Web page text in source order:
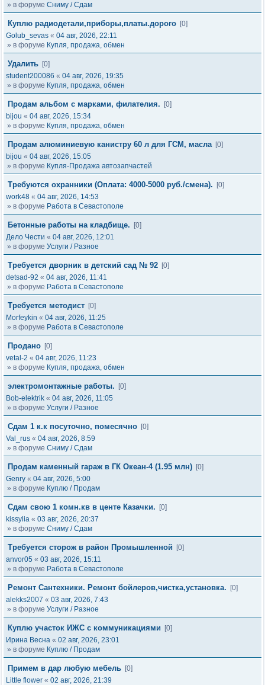
» в форуме Сниму / Сдам
Куплю радиодетали,приборы,платы.дорого [0]
Golub_sevas « 04 авг, 2026, 22:11
» в форуме Купля, продажа, обмен
Удалить [0]
student200086 « 04 авг, 2026, 19:35
» в форуме Купля, продажа, обмен
Продам альбом с марками, филателия.
[0]
bijou « 04 авг, 2026, 15:34
» в форуме Купля, продажа, обмен
Продам алюминиевую канистру 60 л для ГСМ, масла [0]
bijou « 04 авг, 2026, 15:05
» в форуме Купля-Продажа автозапчастей
Требуются охранники (Оплата: 4000-5000 руб./смена).
[0]
work48 « 04 авг, 2026, 14:53
» в форуме Работа в Севастополе
Бетонные работы на кладбище.
[0]
Дело Чести « 04 авг, 2026, 12:01
» в форуме Услуги / Разное
Требуется дворник в детский сад № 92 [0]
detsad-92 « 04 авг, 2026, 11:41
» в форуме Работа в Севастополе
Требуется методист [0]
Morfeykin « 04 авг, 2026, 11:25
» в форуме Работа в Севастополе
Продано [0]
vetal-2 « 04 авг, 2026, 11:23
» в форуме Купля, продажа, обмен
электромонтажные работы.
[0]
Bob-elektrik « 04 авг, 2026, 11:05
» в форуме Услуги / Разное
Сдам 1 к.к посуточно, помесячно [0]
Val_rus « 04 авг, 2026, 8:59
» в форуме Сниму / Сдам
Продам каменный гараж в ГК Океан-4 (1.95 млн) [0]
Genry « 04 авг, 2026, 5:00
» в форуме Куплю / Продам
Сдам свою 1 комн.кв в центе Казачки.
[0]
kissylia « 03 авг, 2026, 20:37
» в форуме Сниму / Сдам
Требуется сторож в район Промышленной
[0]
anvor05 « 03 авг, 2026, 15:11
» в форуме Работа в Севастополе
Ремонт Сантехники. Ремонт бойлеров,чистка,установка.
[0]
alekks2007 « 03 авг, 2026, 7:43
» в форуме Услуги / Разное
Куплю участок ИЖС с коммуникациями
[0]
Ирина Весна « 02 авг, 2026, 23:01
» в форуме Куплю / Продам
Примем в дар любую мебель [0]
Little flower « 02 авг, 2026, 21:39